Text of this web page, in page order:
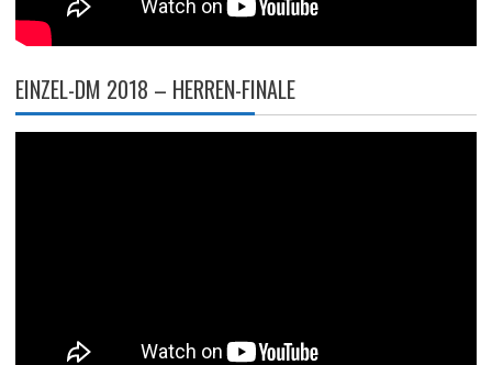
EINZEL-DM 2018 – HERREN-FINALE